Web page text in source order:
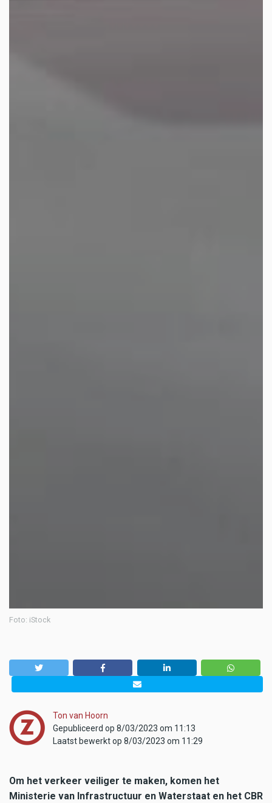
Foto: iStock
Ton van Hoorn
Gepubliceerd op 8/03/2023 om 11:13
Laatst bewerkt op 8/03/2023 om 11:29
Om het verkeer veiliger te maken, komen het
Ministerie van Infrastructuur en Waterstaat en het CBR